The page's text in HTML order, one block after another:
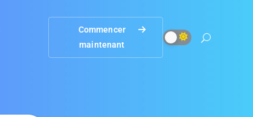
Commencer
maintenant